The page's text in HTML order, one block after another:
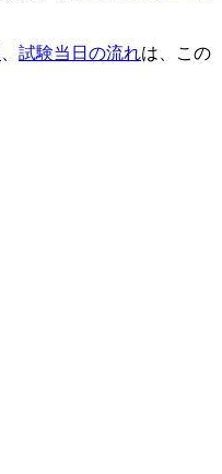
試験当日の流れは、この